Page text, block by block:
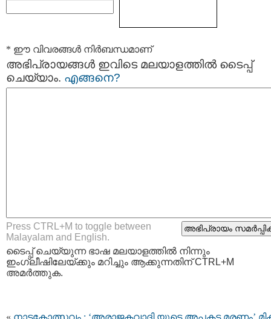
* ഈ വിവരങ്ങള്‍ നിര്‍ബന്ധമാണ്
അഭിപ്രായങ്ങള്‍ ഇവിടെ മലയാളത്തില്‍ ടൈപ്പ്
ചെയ്യാം. എങ്ങനെ?
Press CTRL+M to toggle between
Malayalam and English.
ടൈപ്പ്‌ ചെയ്യുന്ന ഭാഷ മലയാളത്തില്‍ നിന്നും
ഇംഗ്ലീഷിലേയ്ക്കും മറിച്ചും ആക്കുന്നതിന് CTRL+M
അമര്‍ത്തുക.
« നാടകോത്സവം : ‘അരാജകവാദി യുടെ അപകട മരണം’